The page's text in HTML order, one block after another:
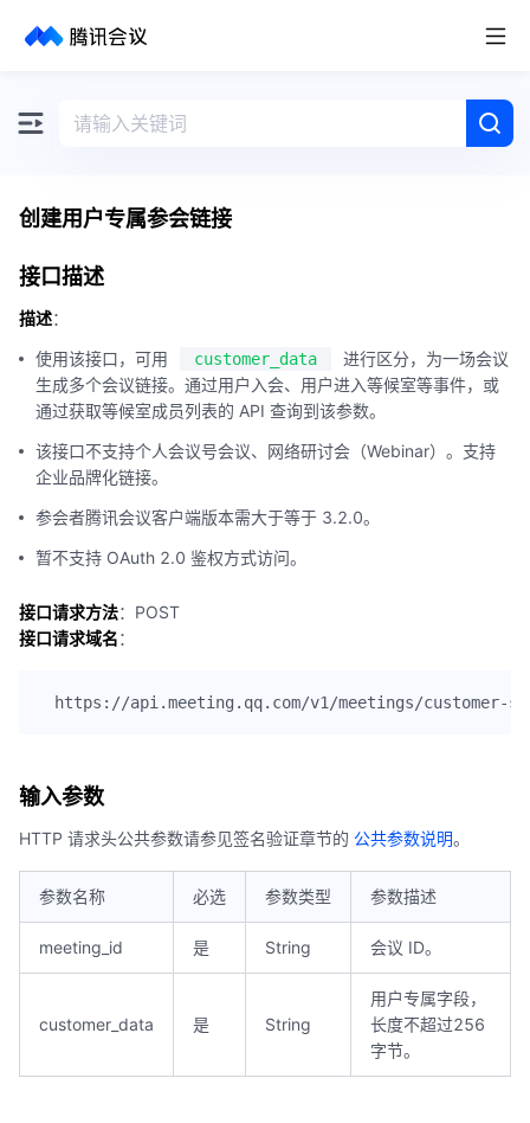
取消
创建用户专属参会链接
接口描述
描述：
使用该接口，可用
customer_data
进行区分，为一场会议
生成多个会议链接。通过用户入会、用户进入等候室等事件，或
通过获取等候室成员列表的 API 查询到该参数。
该接口不支持个人会议号会议、网络研讨会（Webinar）。支持
企业品牌化链接。
参会者腾讯会议客户端版本需大于等于 3.2.0。
暂不支持 OAuth 2.0 鉴权方式访问。
接口请求方法：POST
接口请求域名：
输入参数
HTTP 请求头公共参数请参见签名验证章节的 公共参数说明。
参数名称 必选 参数类型 参数描述
meeting_id 是 String 会议 ID。
customer_data 是 String
用户专属字段，
长度不超过256
字节。